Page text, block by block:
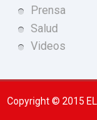
Prensa
Salud
Videos
Copyright © 2015